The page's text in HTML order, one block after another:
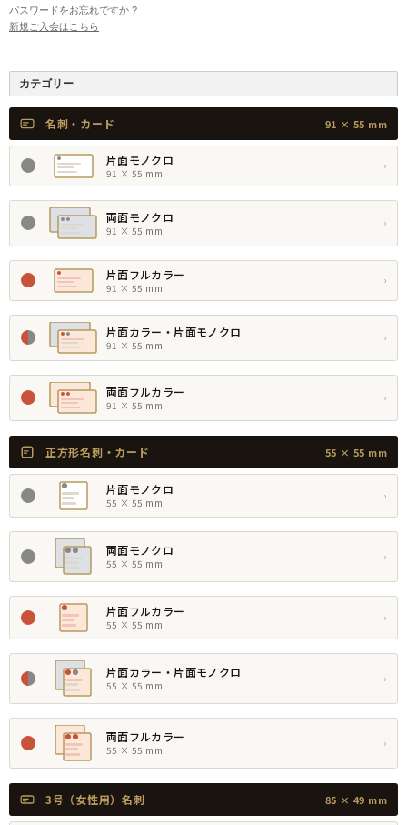
パスワードをお忘れですか ?
新規ご入会はこちら
カテゴリー
名刺・カード 91 × 55 mm
片面モノクロ
91 × 55 mm
›
両面モノクロ
91 × 55 mm
›
片面フルカラー
91 × 55 mm
›
片面カラー・片面モノクロ
91 × 55 mm
›
両面フルカラー
91 × 55 mm
›
正方形名刺・カード 55 × 55 mm
片面モノクロ
55 × 55 mm
›
両面モノクロ
55 × 55 mm
›
片面フルカラー
55 × 55 mm
›
片面カラー・片面モノクロ
55 × 55 mm
›
両面フルカラー
55 × 55 mm
›
3号（女性用）名刺 85 × 49 mm